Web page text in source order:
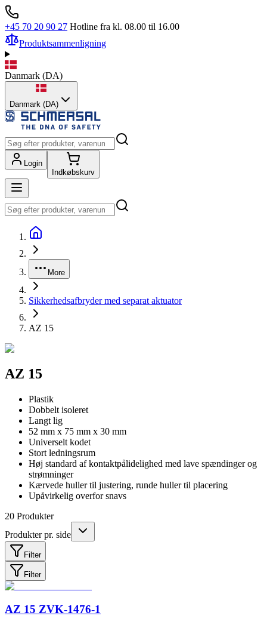
+45 70 20 90 27 Hotline fra kl. 08.00 til 16.00
Produktsammenligning
Danmark (DA)
Danmark (DA)
Login
Indkøbskurv
More
Sikkerhedsafbryder med separat aktuator
AZ 15
AZ 15
Plastik
Dobbelt isoleret
Langt lig
52 mm x 75 mm x 30 mm
Universelt kodet
Stort ledningsrum
Høj standard af kontaktpålidelighed med lave spændinger og
strømninger
Kærvede huller til justering, runde huller til placering
Upåvirkelig overfor snavs
20 Produkter
Produkter pr. side
Filter
Filter
AZ 15 ZVK-1476-1